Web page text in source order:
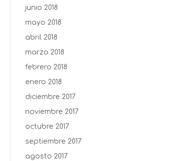
junio 2018
mayo 2018
abril 2018
marzo 2018
febrero 2018
enero 2018
diciembre 2017
noviembre 2017
octubre 2017
septiembre 2017
agosto 2017